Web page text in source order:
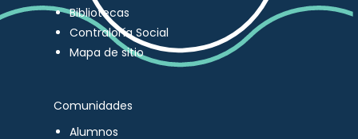
Bibliotecas
Contraloría Social
Mapa de sitio
Comunidades
Alumnos